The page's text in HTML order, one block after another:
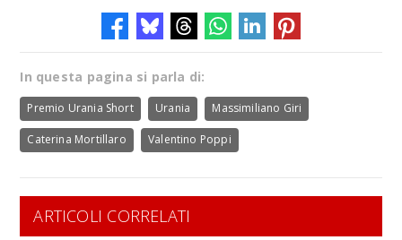
In questa pagina si parla di:
Premio Urania Short Urania Massimiliano Giri
Caterina Mortillaro Valentino Poppi
ARTICOLI CORRELATI